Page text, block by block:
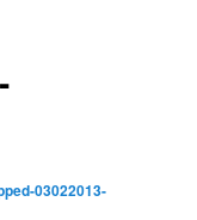
03022013-